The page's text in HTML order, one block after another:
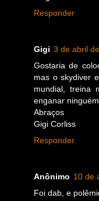
Responder
Gigi 3 de abril
Gostaria de
mas o skydiver
mundial, treina
enganar ninguém.
Abraços
Gigi Corliss
Responder
Anônimo 10 de
Foi dab, e